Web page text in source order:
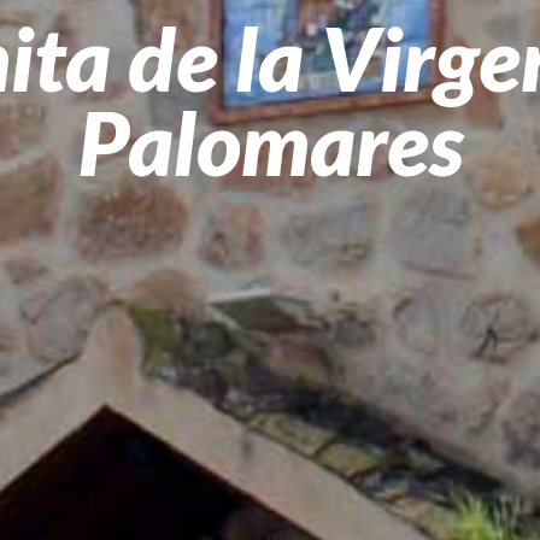
de la
Palomares